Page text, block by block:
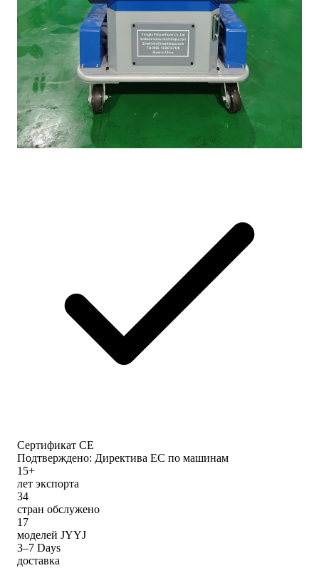
Сертификат CE
Подтверждено: Директива ЕС по машинам
15+
лет экспорта
34
стран обслужено
17
моделей JYYJ
3–7 Days
доставка